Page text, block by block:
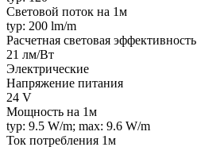
Световой поток на 1м
typ: 200 lm/m
Расчетная световая эффективность
21 лм/Вт
Электрические
Напряжение питания
24 V
Мощность на 1м
typ: 9.5 W/m; max: 9.6 W/m
Ток потребления 1м